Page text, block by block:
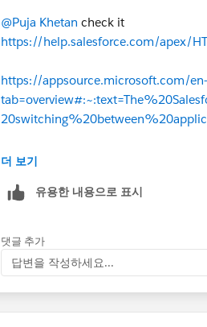
@Puja Khetan check it
https://help.salesforce.com/apex/
https://appsource.microsoft.com/
https://dispatch.m.io/integrate-
https://www.youtube.com/
더 보기
유용한 내용으로 표시
댓글 추가
답변을 작성하세요...